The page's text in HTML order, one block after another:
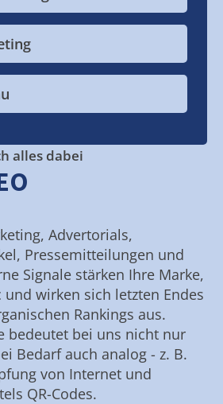
alles dabei
Advertorials,
Pressemitteilungen und
Signale stärken Ihre Marke,
wirken sich letzten Endes
Rankings aus.
bedeutet bei uns nicht nur
Bedarf auch analog - z. B.
von Internet und
QR-Codes.